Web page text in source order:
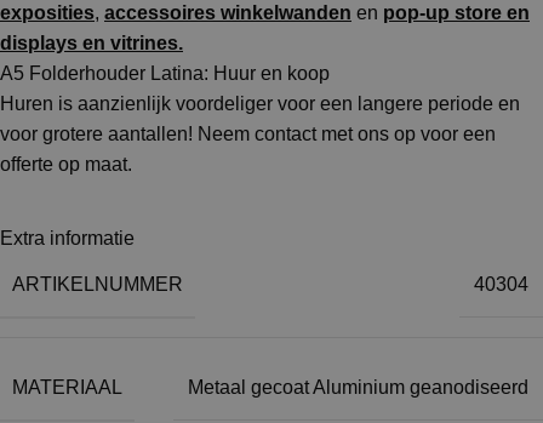
exposities, accessoires winkelwanden en pop-up store en
displays en vitrines.
A5 Folderhouder Latina: Huur en koop
Huren is aanzienlijk voordeliger voor een langere periode en
voor grotere aantallen! Neem contact met ons op voor een
offerte op maat.
Extra informatie
ARTIKELNUMMER 40304
MATERIAAL Metaal gecoat Aluminium geanodiseerd